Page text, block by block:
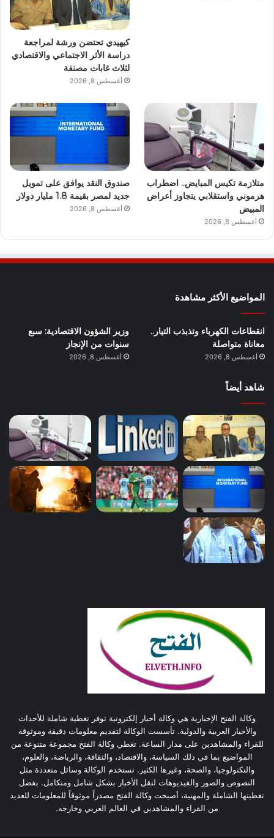
كيهيدي تحتضن ورشة لمراجعة
دراسة الأثر الاجتماعي والاقتصادي
لثلاث غابات مصنفة
أغسطس 8, 2026
متلازمة تكيس المبايض.. اضطراب
هرموني واستقلابي يتجاوز أعراض
المبيض
أغسطس 8, 2026
صندوق النقد يوافق على تمويل
جديد لمصر بقيمة 1.8 مليار دولار
أغسطس 8, 2026
المواضيع الأكثر مشاهدة
انقطاعات الكهرباء وتذبذب التيار..
معاناة متواصلة
أغسطس 8, 2026
وزير الشؤون الاقتصادية: سبع
سنوات من الإنجاز
أغسطس 8, 2026
شاهد أيضاً
وكالة الفتح الإخبارية هي وكالة أخبار إلكترونية توفر تغطية شاملة للأحداث
والأخبار العربية والدولية. تأسست الوكالة لتقديم معلومات دقيقة وموثوقة
للقراء والمشاهدين على مدار الساعة. تغطي وكالة الفتح مجموعة متنوعة من
المواضيع بما في ذلك السياسة، والاقتصاد، والثقافة، والرياضة، والعلوم،
والتكنولوجيا، والصحة، وغيرها الكثير. تستخدم الوكالة وسائل متعددة مثل
النصوص والصور والفيديوهات لنقل الأخبار بشكل شامل ومتكامل. بفضل
تغطيتها الشاملة والمهنية، أصبحت وكالة الفتح مصدراً موثوقاً للمعلومات للعديد
من القراء والمشاهدين في العالم العربي وخارجه.